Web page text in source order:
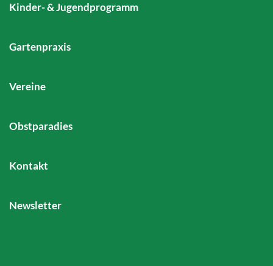
Kinder- & Jugendprogramm
Gartenpraxis
Vereine
Obstparadies
Kontakt
Newsletter